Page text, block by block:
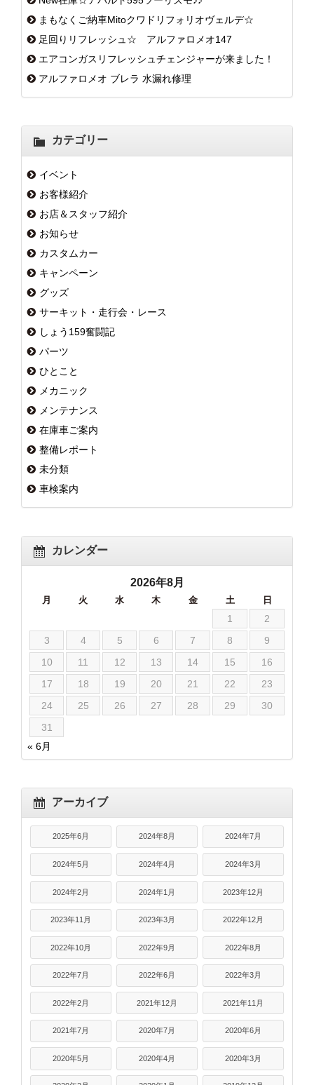
まもなくご納車Mitoクワドリフォリオヴェルデ☆
足回りリフレッシュ☆ アルファロメオ147
エアコンガスリフレッシュチェンジャーが来ました！
アルファロメオ ブレラ 水漏れ修理
カテゴリー
イベント
お客様紹介
お店＆スタッフ紹介
お知らせ
カスタムカー
キャンペーン
グッズ
サーキット・走行会・レース
しょう159奮闘記
パーツ
ひとこと
メカニック
メンテナンス
在庫車ご案内
整備レポート
未分類
車検案内
カレンダー
2026年8月
月 火 水 木 金 土 日
1
2
3
4 5 6 7 8
9
10
11 12 13 14 15
16
17
18 19 20 21 22
23
24
25 26 27 28 29
30
31
« 6月
アーカイブ
2025年6月 2024年8月 2024年7月
2024年5月 2024年4月 2024年3月
2024年2月 2024年1月 2023年12月
2023年11月 2023年3月 2022年12月
2022年10月 2022年9月 2022年8月
2022年7月 2022年6月 2022年3月
2022年2月 2021年12月 2021年11月
2021年7月 2020年7月 2020年6月
2020年5月 2020年4月 2020年3月